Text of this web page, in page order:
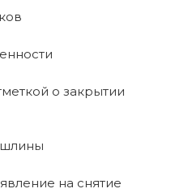
о закрытии
на снятие